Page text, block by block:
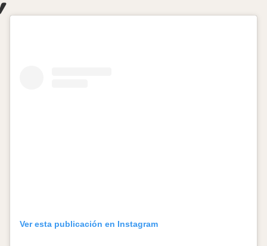
Ver esta publicación en Instagram